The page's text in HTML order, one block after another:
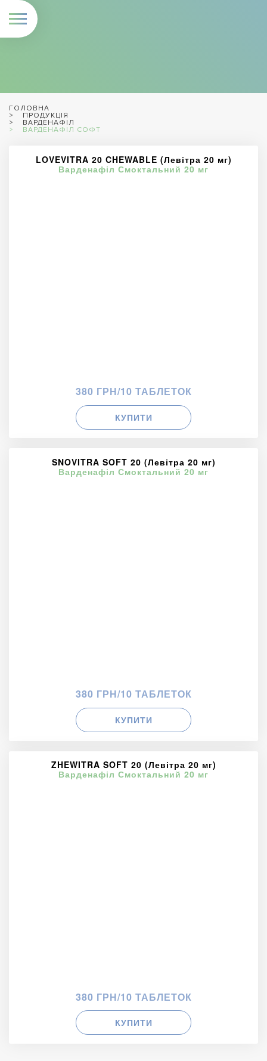
ГОЛОВНА
ПРОДУКЦІЯ
ВАРДЕНАФІЛ
ВАРДЕНАФІЛ СОФТ
LOVEVITRA 20 CHEWABLE (Левітра 20 мг)
Варденафіл Смоктальний 20 мг
380 ГРН/10 ТАБЛЕТОК
КУПИТИ
SNOVITRA SOFT 20 (Левітра 20 мг)
Варденафіл Смоктальний 20 мг
380 ГРН/10 ТАБЛЕТОК
КУПИТИ
ZHEWITRA SOFT 20 (Левітра 20 мг)
Варденафіл Смоктальний 20 мг
380 ГРН/10 ТАБЛЕТОК
КУПИТИ